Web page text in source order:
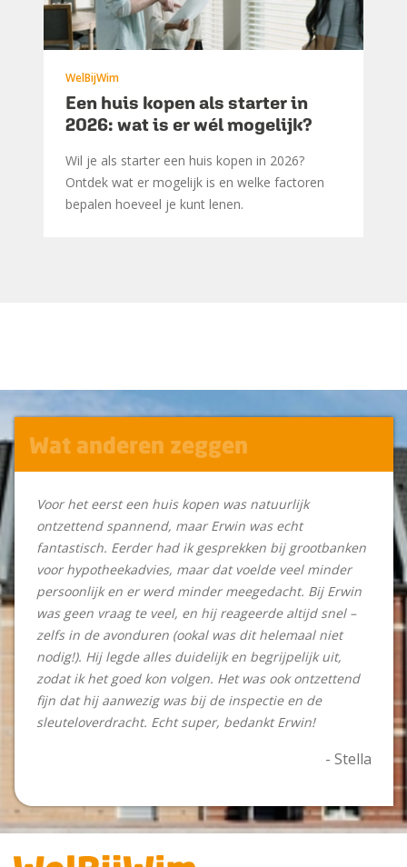
WelBijWim
Een huis kopen als starter in
2026: wat is er wél mogelijk?
Wil je als starter een huis kopen in 2026?
Ontdek wat er mogelijk is en welke factoren
bepalen hoeveel je kunt lenen.
Wat anderen zeggen
Voor het eerst een huis kopen was natuurlijk
ontzettend spannend, maar Erwin was echt
fantastisch. Eerder had ik gesprekken bij grootbanken
voor hypotheekadvies, maar dat voelde veel minder
persoonlijk en er werd minder meegedacht. Bij Erwin
was geen vraag te veel, en hij reageerde altijd snel –
zelfs in de avonduren (ookal was dit helemaal niet
nodig!). Hij legde alles duidelijk en begrijpelijk uit,
zodat ik het goed kon volgen. Het was ook ontzettend
fijn dat hij aanwezig was bij de inspectie en de
sleuteloverdracht. Echt super, bedankt Erwin!
- Stella